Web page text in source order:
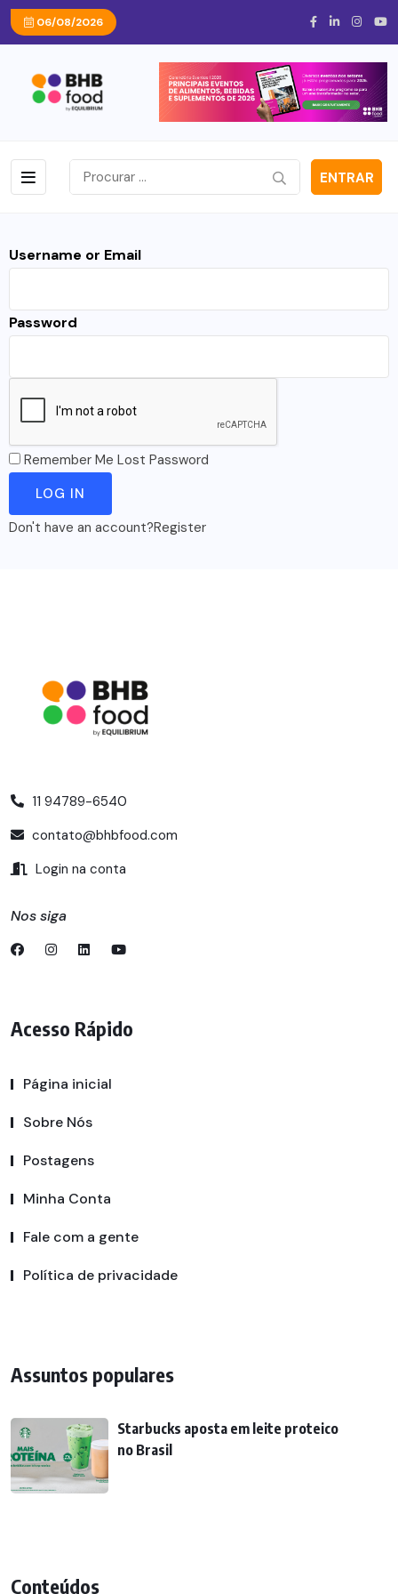
06/08/2026
ENTRAR
Username or Email
Password
Remember Me Lost Password
Don't have an account?Register
11 94789-6540
contato@bhbfood.com
Login na conta
Nos siga
Acesso Rápido
Página inicial
Sobre Nós
Postagens
Minha Conta
Fale com a gente
Política de privacidade
Assuntos populares
Starbucks aposta em leite proteico
no Brasil
Conteúdos